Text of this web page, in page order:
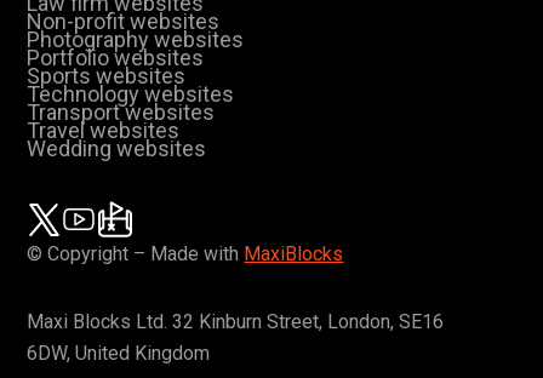
Non-profit websites
Photography websites
Portfolio websites
Sports websites
Technology websites
Transport websites
Travel websites
Wedding websites
© Copyright – Made with MaxiBlocks
Maxi Blocks Ltd. 32 Kinburn Street, London, SE16
6DW, United Kingdom